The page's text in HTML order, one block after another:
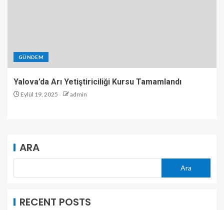
GÜNDEM
Yalova’da Arı Yetiştiriciliği Kursu Tamamlandı
Eylül 19, 2025 admin
ARA
Ara
RECENT POSTS